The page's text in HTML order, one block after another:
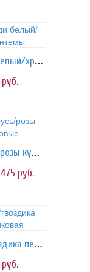
Бакарди белый/хризантемы
руб.
Беларусь/розы кустовые
475 руб.
Бэтси/гвоздика персиковая
руб.